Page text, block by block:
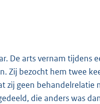
De arts vernam tijdens
Zij bezocht hem twee
zij geen behandelrelatie
die anders was